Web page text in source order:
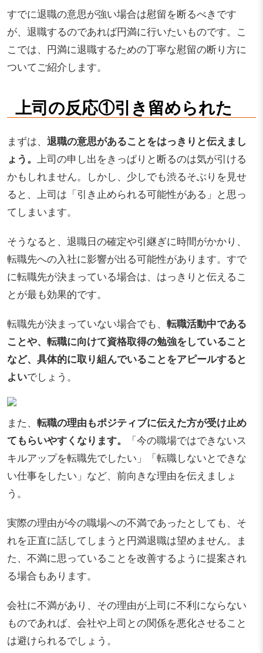
すでに退職の意思が強い場合は慰留を断るべきです
が、退職するのであれば円満に行いたいものです。こ
こでは、円満に退職するための丁寧な慰留の断り方に
ついてご紹介します。
上司の反応①引き留められた
まずは、 退職の意思があることをはっきりと伝えまし
ょう。 上司の申し出をきっぱりと断るのは気が引ける
かもしれません。しかし、少しでも渋るそぶりを見せ
ると、上司は「引き止められる可能性がある」と思っ
てしまいます。
そうなると、退職日の確定や引継ぎに時間がかかり、
転職先への入社に影響が出る可能性があります。すで
に転職先が決まっている場合は、はっきりと伝えるこ
とが最も効果的です。
転職先が決まっていない場合でも、 転職活動中である
ことや、転職に向けて資格取得の勉強をしていること
など、具体的に取り組んでいることをアピールすると
よいでしょう。
また、 転職の理由もポジティブに伝えた方が受け止め
てもらいやすくなります。
「今の職場ではできないス
キルアップを転職先でしたい」「転職しないとできな
い仕事をしたい」など、前向きな理由を伝えましょ
う。
実際の理由が今の職場への不満であったとしても、そ
れを正直に話してしまうと円満退職は望めません。ま
た、不満に思っていることを改善するように提案され
る場合もあります。
会社に不満があり、その理由が上司に不利にならない
ものであれば、会社や上司との関係を悪化させること
は避けられるでしょう。